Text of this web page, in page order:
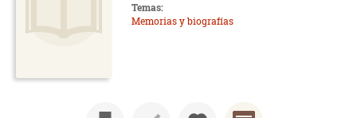
Temas:
Memorias y biografías